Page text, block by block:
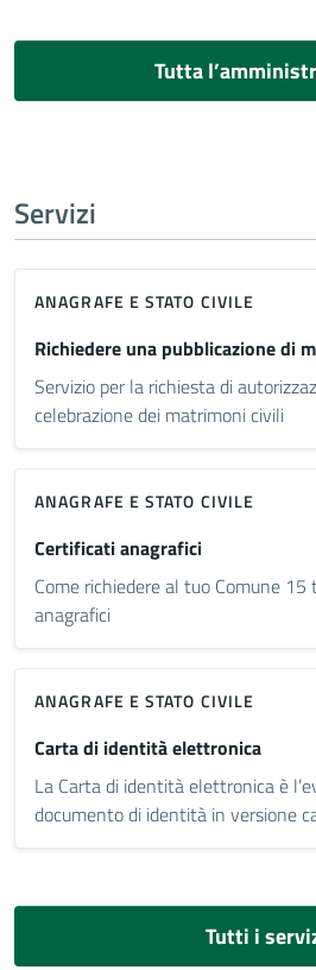
Tutta
Servizi
ANAGRAFE E STATO CIVILE
Richiedere una pubblicazione di
Servizio per la richiesta di
celebrazione dei matrimoni civili
ANAGRAFE E STATO CIVILE
Certificati anagrafici
Come richiedere al tuo Comune
anagrafici
ANAGRAFE E STATO CIVILE
Carta di identità elettronica
La Carta di identità elettronica è
documento di identità in versione
Tutti i